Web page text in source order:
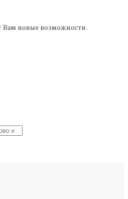
новые возможности.